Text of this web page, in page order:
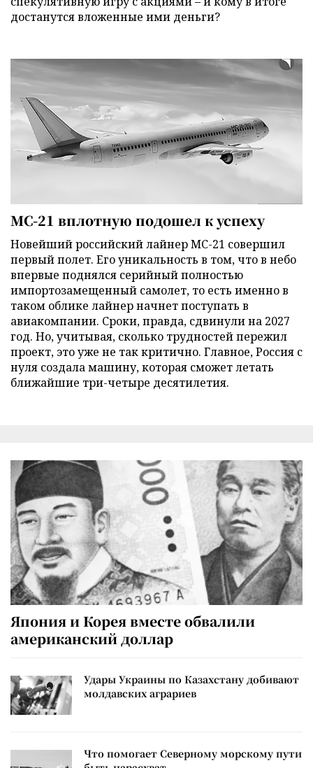
достанутся вложенные ими деньги?
МС-21 вплотную подошел к успеху
Новейший российский лайнер МС-21 совершил
первый полет. Его уникальность в том, что в небо
впервые поднялся серийный полностью
импортозамещенный самолет, то есть именно в
таком облике лайнер начнет поступать в
авиакомпании. Сроки, правда, сдвинули на 2027
год. Но, учитывая, сколько трудностей пережил
проект, это уже не так критично. Главное, Россия с
нуля создала машину, которая сможет летать
ближайшие три-четыре десятилетия.
Япония и Корея вместе обвалили
американский доллар
Удары Украины по Казахстану добивают
молдавских аграриев
Что помогает Северному морскому пути